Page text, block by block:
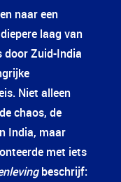
naar een
laag van
door Zuid-India
Niet alleen
chaos, de
India, maar
met iets
beschrijf: